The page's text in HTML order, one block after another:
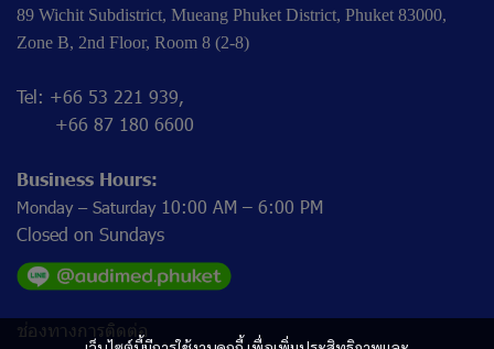
89 Wichit Subdistrict, Mueang Phuket District, Phuket 83000,
Zone B, 2nd Floor, Room 8 (2-8)
Tel: +66 53 221 939,
+66 87 180 6600
Business Hours:
Monday – Saturday10:00 AM – 6:00 PM
Closed on Sundays
ช่องทางการติดต่อ